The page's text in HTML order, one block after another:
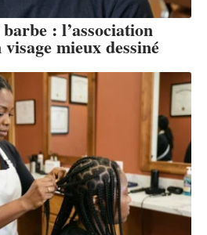
: l’association
mieux dessiné